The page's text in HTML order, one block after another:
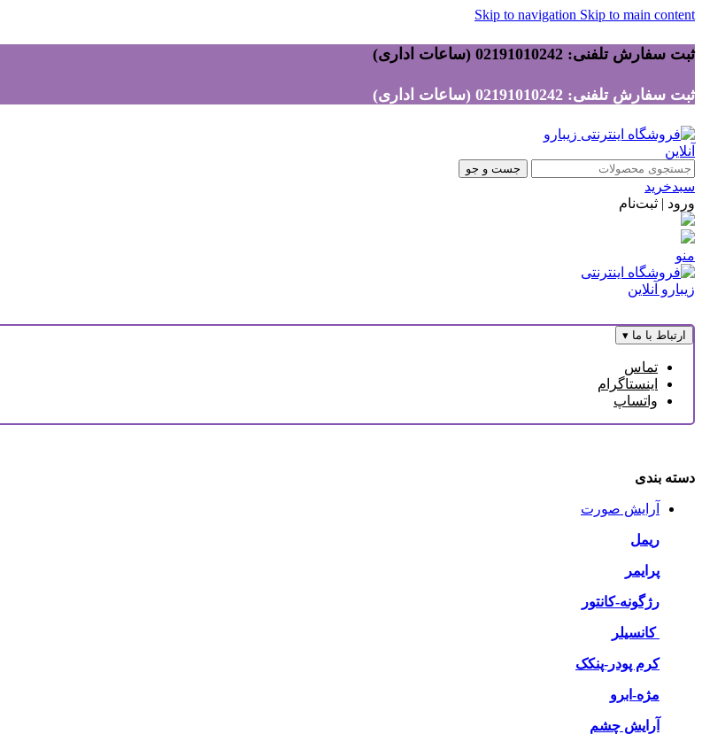
Skip to navigation Skip to main content
ثبت سفارش تلفنی: 02191010242 (ساعات اداری)
ثبت سفارش تلفنی: 02191010242 (ساعات اداری)
جست و جو
سبدخرید
ورود | ثبت‌نام
منو
ارتباط با ما ▾
تماس
اینستاگرام
واتساپ
دسته بندی
آرایش صورت
ریمل
پرایمر
رژگونه-کانتور
کانسیلر
کرم پودر-پنکک
مژه-ابرو
آرایش چشم